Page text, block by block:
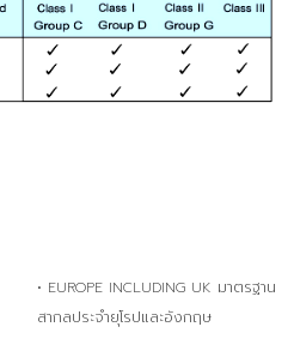
• EUROPE INCLUDING UK มาตรฐาน
สากลประจำยุโรปและอังกฤษ